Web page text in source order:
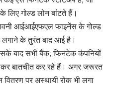
लिए गोल्ड लोन बांटते हैं।
आईआईएफएल फाइनेंस के गोल्ड
लगाने के तुरंत बाद आई है।
बाद सभी बैंक, फिनटेक कंपनियों
बातचीत कर रहे हैं। अगर जरूरत
वितरण पर अस्थायी रोक भी लगा